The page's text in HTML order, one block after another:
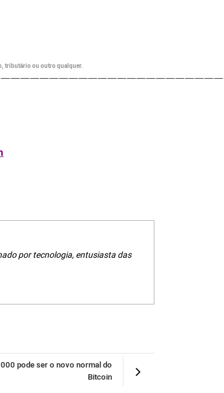
tributário ou outro qualquer.
por tecnologia, entusiasta das
pode ser o novo normal do
Bitcoin